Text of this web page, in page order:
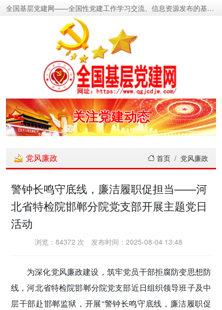
全国基层党建网——全国性党建工作学习交流、信息资源发布的基层党建新闻门户网
密切党群关系
传递党的声音
关注党建动态
传播党建理论
密切党群关系
传递党的声音
党风廉政 首页 党风廉政
警钟长鸣守底线，廉洁履职促担当——河
北省特检院邯郸分院党支部开展主题党日
活动
浏览：84372 次 发布时间：2025-08-04 13:48
为深化党风廉政建设，筑牢党员干部拒腐防变思想防
线，河北省特检院邯郸分院党支部近日组织领导班子及中
层干部赴邯郸监狱，开展“警钟长鸣守底线，廉洁履职促